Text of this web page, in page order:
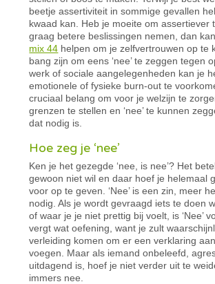
beetje assertiviteit in sommige gevallen
kwaad kan. Heb je moeite om assertiever
graag betere beslissingen nemen, dan kan
mix 44 helpen om je zelfvertrouwen op te
bang zijn om eens ‘nee’ te zeggen tegen
werk of sociale aangelegenheden kan je
emotionele of fysieke burn-out te
cruciaal belang om voor je welzijn te
grenzen te stellen en ‘nee’ te kunnen
dat nodig is.
Hoe zeg je ‘nee’
Ken je het gezegde ‘nee, is nee’? Het
gewoon niet wil en daar hoef je helemaal
voor op te geven. ‘Nee’ is een zin, meer
nodig. Als je wordt gevraagd iets te doen
of waar je je niet prettig bij voelt, is ‘Nee’
vergt wat oefening, want je zult
verleiding komen om er een verklaring
voegen. Maar als iemand onbeleefd,
uitdagend is, hoef je niet verder uit te
immers nee.